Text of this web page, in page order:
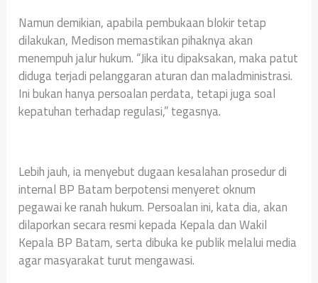
Namun demikian, apabila pembukaan blokir tetap
dilakukan, Medison memastikan pihaknya akan
menempuh jalur hukum. “Jika itu dipaksakan, maka patut
diduga terjadi pelanggaran aturan dan maladministrasi.
Ini bukan hanya persoalan perdata, tetapi juga soal
kepatuhan terhadap regulasi,” tegasnya.
Lebih jauh, ia menyebut dugaan kesalahan prosedur di
internal BP Batam berpotensi menyeret oknum
pegawai ke ranah hukum. Persoalan ini, kata dia, akan
dilaporkan secara resmi kepada Kepala dan Wakil
Kepala BP Batam, serta dibuka ke publik melalui media
agar masyarakat turut mengawasi.